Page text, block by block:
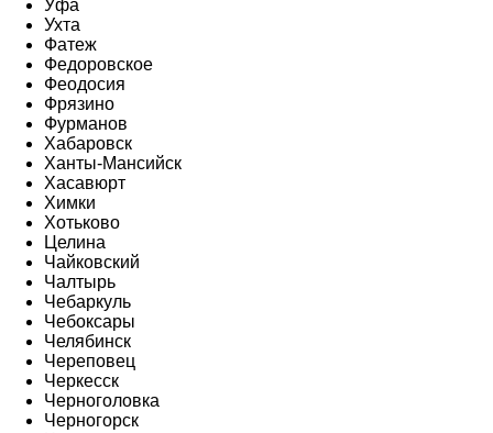
Уфа
Ухта
Фатеж
Федоровское
Феодосия
Фрязино
Фурманов
Хабаровск
Ханты-Мансийск
Хасавюрт
Химки
Хотьково
Целина
Чайковский
Чалтырь
Чебаркуль
Чебоксары
Челябинск
Череповец
Черкесск
Черноголовка
Черногорск